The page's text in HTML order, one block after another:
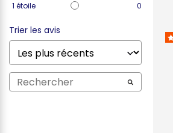
1 étoile 0
Trier les avis